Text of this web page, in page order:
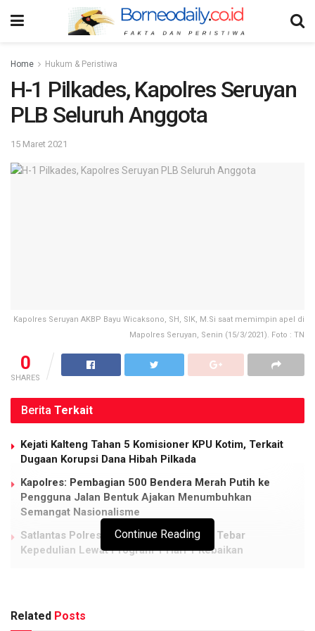
Home Hukum & Peristiwa
H-1 Pilkades, Kapolres Seruyan
PLB Seluruh Anggota
15 Maret 2021
Kapolres Seruyan AKBP Bayu Wicaksono, SH, SIK, M.Si saat memimpin apel di
Mapolres Seruyan, Senin (15/3/2021). Foto : TN
0
SHARES
Berita Terkait
Kejati Kalteng Tahan 5 Komisioner KPU Kotim, Terkait
Dugaan Korupsi Dana Hibah Pilkada
Kapolres: Pembagian 500 Bendera Merah Putih ke
Pengguna Jalan Bentuk Ajakan Menumbuhkan
Semangat Nasionalisme
Satlantas Polresta Palangka Raya Rutin Tebar
Kepedulian Lewat Program 1 Hari 1 Kebaikan
Continue Reading
Related Posts